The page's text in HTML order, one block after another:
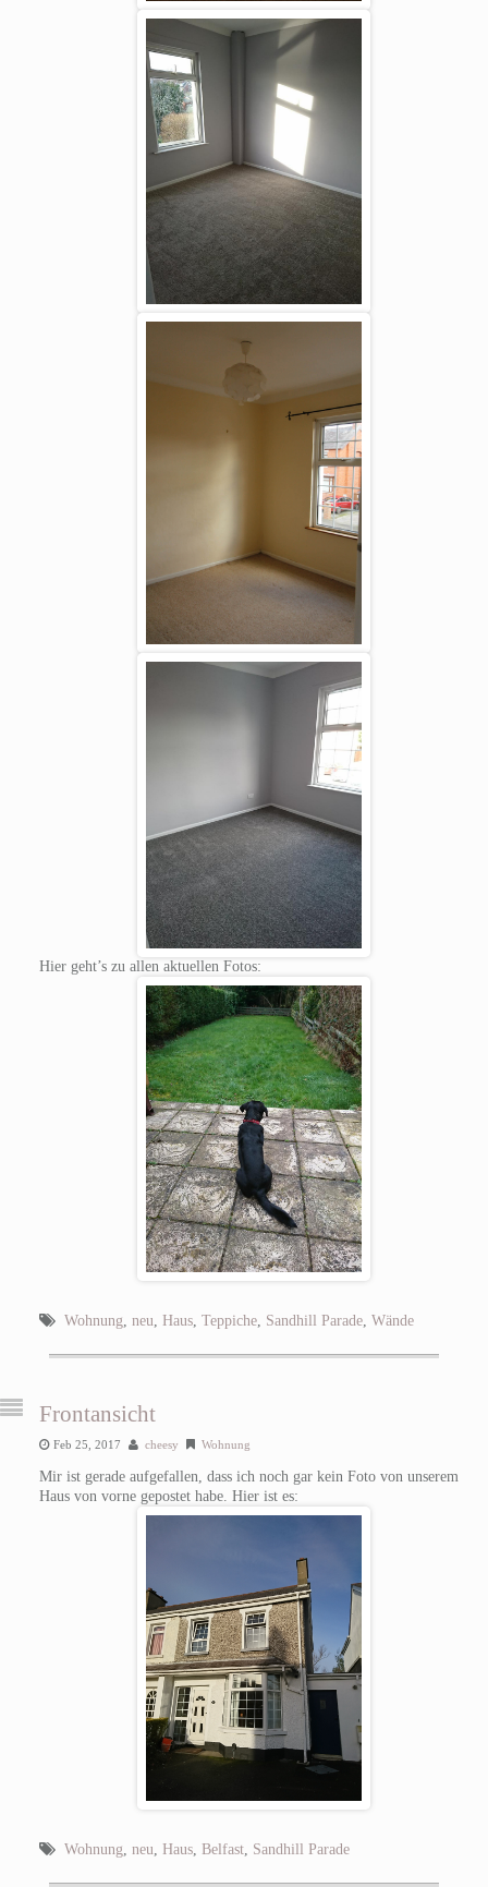
Hier geht’s zu allen aktuellen Fotos:
Wohnung neu Haus, Teppiche, Sandhill Parade, Wände
Frontansicht
Feb 25, 2017 cheesy Wohnung
Mir ist gerade aufgefallen, dass ich noch gar kein Foto von unserem
Haus von vorne gepostet habe. Hier ist es:
Wohnung, neu, Haus, Belfast, Sandhill Parade